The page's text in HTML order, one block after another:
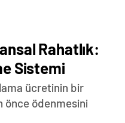
Rahatlık:
Sistemi
ücretinin bir
önce ödenmesini